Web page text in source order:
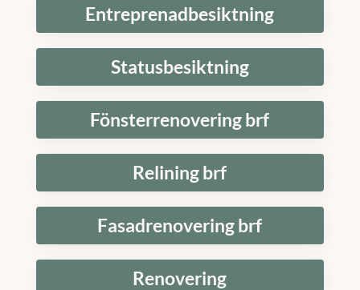
Entreprenadbesiktning
Statusbesiktning
Fönsterrenovering brf
Relining brf
Fasadrenovering brf
Renovering